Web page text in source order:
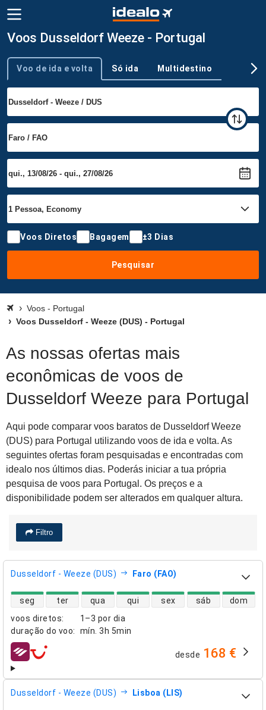
Voos Dusseldorf Weeze - Portugal
Tipo de viagem
Voo de ida e volta Só ida Multidestino
Voos Diretos Bagagem ±3 Dias
Pesquisar
Voos - Portugal
Voos Dusseldorf - Weeze (DUS) - Portugal
As nossas ofertas mais
econômicas de voos de
Dusseldorf Weeze para Portugal
Aqui pode comparar voos baratos de Dusseldorf Weeze
(DUS) para Portugal utilizando voos de ida e volta. As
seguintes ofertas foram pesquisadas e encontradas com
idealo nos últimos dias. Poderás iniciar a tua própria
pesquisa de voos para Portugal. Os preços e a
disponibilidade podem ser alterados em qualquer altura.
Filtro
Dusseldorf - Weeze (DUS) Faro (FAO)
voos diretos:
1–3 por dia
duração do voo: mín. 3h 5min
disponibilidade de voos diretos
seg ter qua qui sex sáb dom
companhias aéreas desde 168 €
Dusseldorf - Weeze (DUS) Lisboa (LIS)